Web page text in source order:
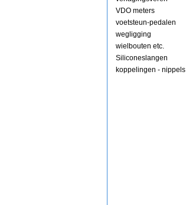
VDO meters
voetsteun-pedalen
wegligging
wielbouten etc.
Siliconeslangen
koppelingen - nippels